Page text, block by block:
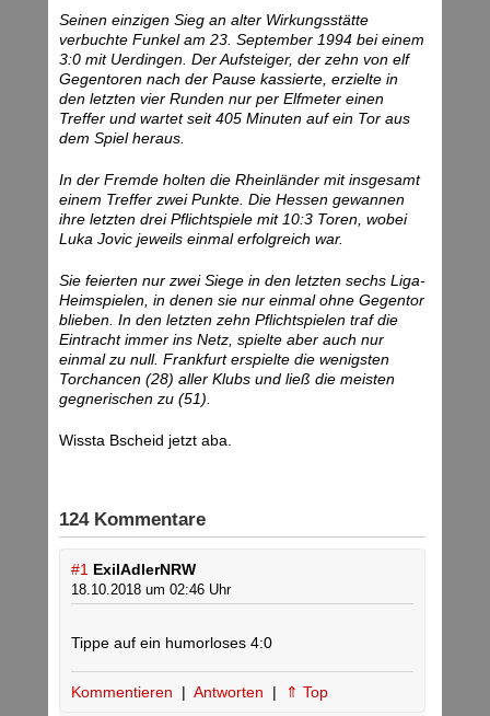
Seinen einzigen Sieg an alter Wirkungsstätte
verbuchte Funkel am 23. September 1994 bei einem
3:0 mit Uerdingen. Der Aufsteiger, der zehn von elf
Gegentoren nach der Pause kassierte, erzielte in
den letzten vier Runden nur per Elfmeter einen
Treffer und wartet seit 405 Minuten auf ein Tor aus
dem Spiel heraus.
In der Fremde holten die Rheinländer mit insgesamt
einem Treffer zwei Punkte. Die Hessen gewannen
ihre letzten drei Pflichtspiele mit 10:3 Toren, wobei
Luka Jovic jeweils einmal erfolgreich war.
Sie feierten nur zwei Siege in den letzten sechs Liga-
Heimspielen, in denen sie nur einmal ohne Gegentor
blieben. In den letzten zehn Pflichtspielen traf die
Eintracht immer ins Netz, spielte aber auch nur
einmal zu null. Frankfurt erspielte die wenigsten
Torchancen (28) aller Klubs und ließ die meisten
gegnerischen zu (51).
Wissta Bscheid jetzt aba.
124 Kommentare
#1 ExilAdlerNRW
18.10.2018 um 02:46 Uhr
Tippe auf ein humorloses 4:0
Kommentieren | Antworten | ⇑ Top